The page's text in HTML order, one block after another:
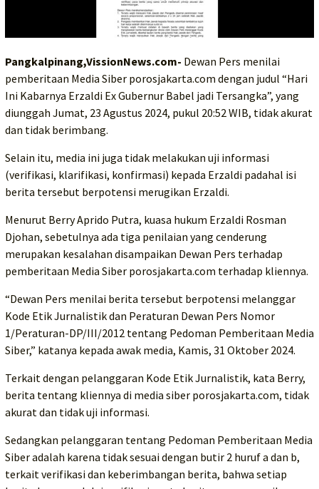
Pangkalpinang,VissionNews.com- Dewan Pers menilai
pemberitaan Media Siber porosjakarta.com dengan judul “Hari
Ini Kabarnya Erzaldi Ex Gubernur Babel jadi Tersangka”, yang
diunggah Jumat, 23 Agustus 2024, pukul 20:52 WIB, tidak akurat
dan tidak berimbang.
Selain itu, media ini juga tidak melakukan uji informasi
(verifikasi, klarifikasi, konfirmasi) kepada Erzaldi padahal isi
berita tersebut berpotensi merugikan Erzaldi.
Menurut Berry Aprido Putra, kuasa hukum Erzaldi Rosman
Djohan, sebetulnya ada tiga penilaian yang cenderung
merupakan kesalahan disampaikan Dewan Pers terhadap
pemberitaan Media Siber porosjakarta.com terhadap kliennya.
“Dewan Pers menilai berita tersebut berpotensi melanggar
Kode Etik Jurnalistik dan Peraturan Dewan Pers Nomor
1/Peraturan-DP/III/2012 tentang Pedoman Pemberitaan Media
Siber,” katanya kepada awak media, Kamis, 31 Oktober 2024.
Terkait dengan pelanggaran Kode Etik Jurnalistik, kata Berry,
berita tentang kliennya di media siber porosjakarta.com, tidak
akurat dan tidak uji informasi.
Sedangkan pelanggaran tentang Pedoman Pemberitaan Media
Siber adalah karena tidak sesuai dengan butir 2 huruf a dan b,
terkait verifikasi dan keberimbangan berita, bahwa setiap